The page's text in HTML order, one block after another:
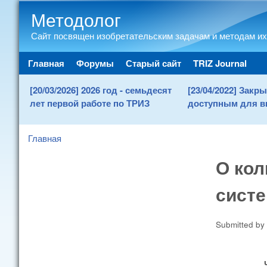
Методолог
Сайт посвящен изобретательским задачам и методам
Main menu
Главная Форумы Старый сайт TRIZ Journal
[20/03/2026] 2026 год - семьдесят
лет первой работе по ТРИЗ
[23/04/2022]
доступным для
You are here
Главная
О
Submitted by